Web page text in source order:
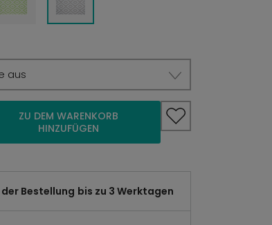
aus
ZU DEM WARENKORB
HINZUFÜGEN
Bestellung bis zu 3 Werktagen